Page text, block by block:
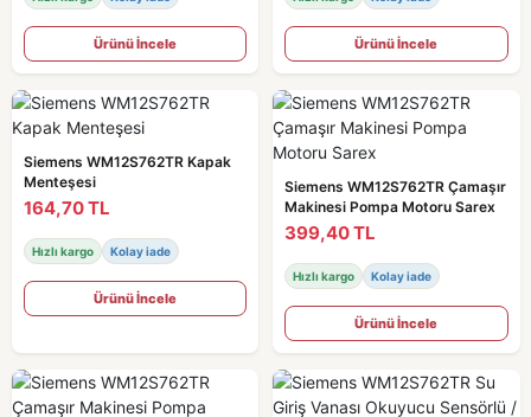
Ürünü İncele Ürünü İncele
Siemens WM12S762TR Kapak
Menteşesi
164,70 TL
Hızlı kargo Kolay iade
Ürünü İncele
Siemens WM12S762TR Çamaşır
Makinesi Pompa Motoru Sarex
399,40 TL
Hızlı kargo Kolay iade
Ürünü İncele